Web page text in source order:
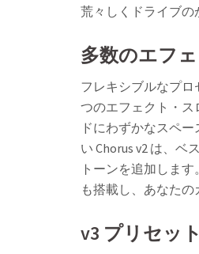
荒々しくドライブの
多数のエフ
フレキシブルなプ
つのエフェクト・ス
ドにわずかなスペ
い Chorus v2 は、ベ
トーンを追加しま
も搭載し、あなた
v3 プリセット